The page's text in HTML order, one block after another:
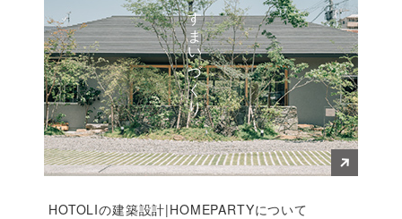
すまいづくり
HOTOLIの建築設計|HOMEPARTYについて